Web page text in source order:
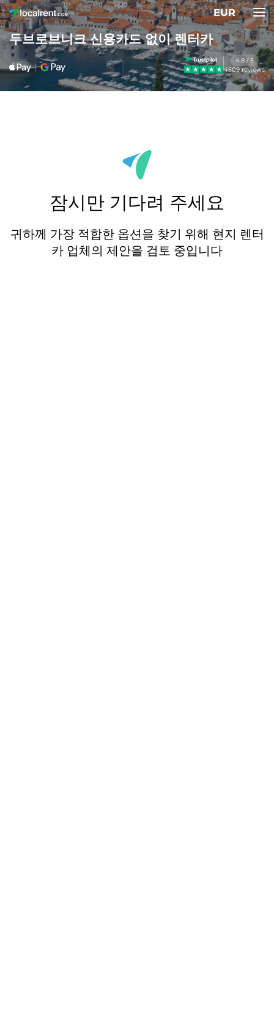
EUR
두브로브니크 신용카드 없이 렌터카
4.8 / 5
4509 reviews
잠시만 기다려 주세요
귀하께 가장 적합한 옵션을 찾기 위해 현지 렌터
카 업체의 제안을 검토 중입니다